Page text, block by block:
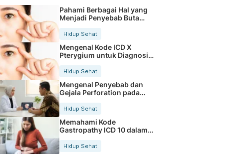
Pahami Berbagai Hal yang
Menjadi Penyebab Buta
Hidup Sehat
Mengenal Kode ICD X
Pterygium untuk Diagnosis
Hidup Sehat
Mengenal Penyebab dan
Gejala Perforation pada
Tubuh
Hidup Sehat
Memahami Kode
Gastropathy ICD 10 dalam
Rekam Medis Pasien
Hidup Sehat